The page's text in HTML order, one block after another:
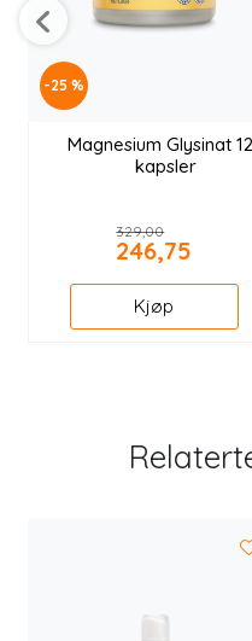
-25 %
Magnesium Glysinat
kapsler
329,00
246,75
Kjøp